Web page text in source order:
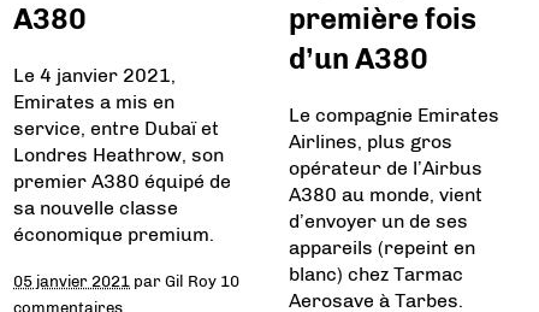
A380
Le 4 janvier 2021,
Emirates a mis en
service, entre Dubaï et
Londres Heathrow, son
premier A380 équipé de
sa nouvelle classe
économique premium.
05 janvier 2021 parGil Roy 10
commentaires
première fois
d’un A380
Le compagnie Emirates
Airlines, plus gros
opérateur de l’Airbus
A380 au monde, vient
d’envoyer un de ses
appareils (repeint en
blanc) chez Tarmac
Aerosave à Tarbes.